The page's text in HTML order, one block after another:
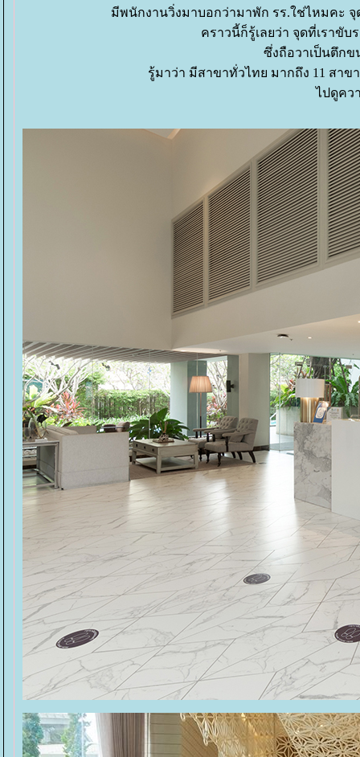
มีพนักงานวิ่งมาบอกว่ามาพัก รร.ใช่ไหมคะ จุ
คราวนี้ก็รู้เลยว่า จุดที่เราขับร
ซึ่งถือวาเป็นตึก
รู้มาว่า มีสาขาทั่วไทย มากถึง 11 สา
ไปดูคว